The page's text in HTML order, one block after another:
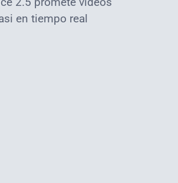
en tiempo real